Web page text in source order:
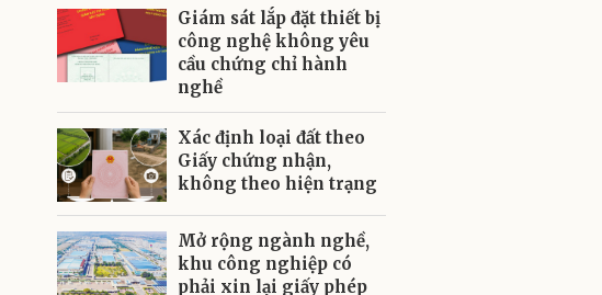
Giám sát lắp đặt thiết bị
công nghệ không yêu
cầu chứng chỉ hành
nghề
Xác định loại đất theo
Giấy chứng nhận,
không theo hiện trạng
Mở rộng ngành nghề,
khu công nghiệp có
phải xin lại giấy phép